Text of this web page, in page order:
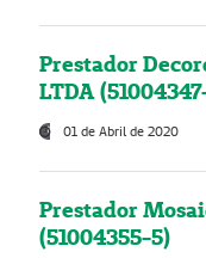
Prestador
LTDA
01 de Abril de 2020
Prestador
(51004355-5)